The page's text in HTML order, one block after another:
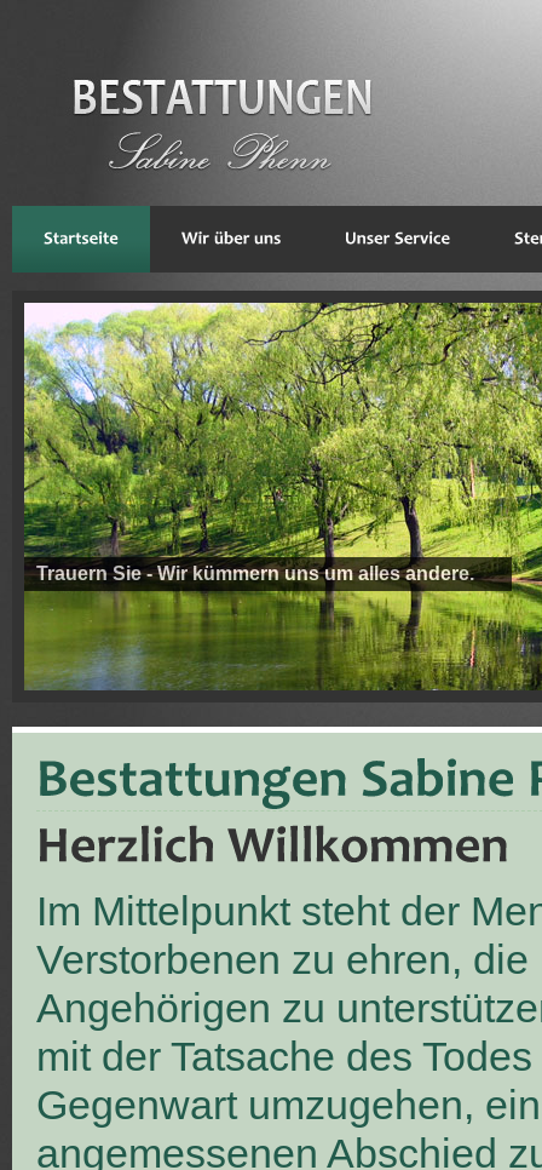
Trauern Sie - Wir kümmern uns um alles andere.
Im Mittelpunkt steht der
Verstorbenen zu ehren, die
Angehörigen zu
mit der Tatsache des
Gegenwart umzugehen,
angemessenen Abschied